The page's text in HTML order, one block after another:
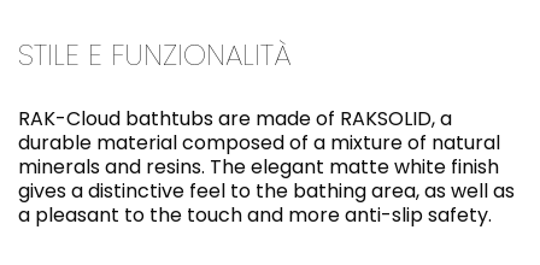
STILE E FUNZIONALITÀ
RAK-Cloud bathtubs are made of RAKSOLID, a
durable material composed of a mixture of natural
minerals and resins. The elegant matte white finish
gives a distinctive feel to the bathing area, as well as
a pleasant to the touch and more anti-slip safety.